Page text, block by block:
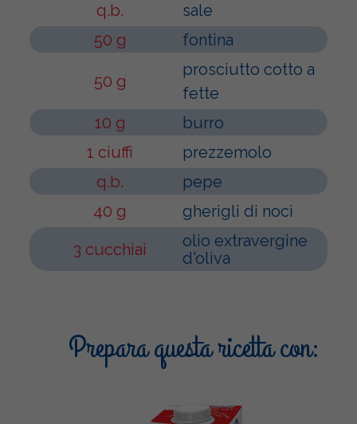
q.b.
sale
50 g
fontina
50 g
prosciutto cotto a
fette
10 g
burro
1 ciuffi
prezzemolo
q.b.
pepe
40 g
gherigli di noci
3 cucchiai
olio extravergine
d'oliva
Prepara questa ricetta con: